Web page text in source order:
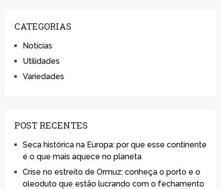
CATEGORIAS
Notícias
Utilidades
Variedades
POST RECENTES
Seca histórica na Europa: por que esse continente
é o que mais aquece no planeta
Crise no estreito de Ormuz: conheça o porto e o
oleoduto que estão lucrando com o fechamento